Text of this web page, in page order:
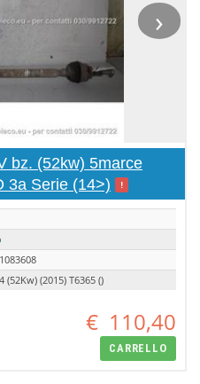
›
bz. (52kw) 5marce
3a Serie (14>)
!
(52Kw) (2015) T6365 ()
€ 110,40
CARRELLO